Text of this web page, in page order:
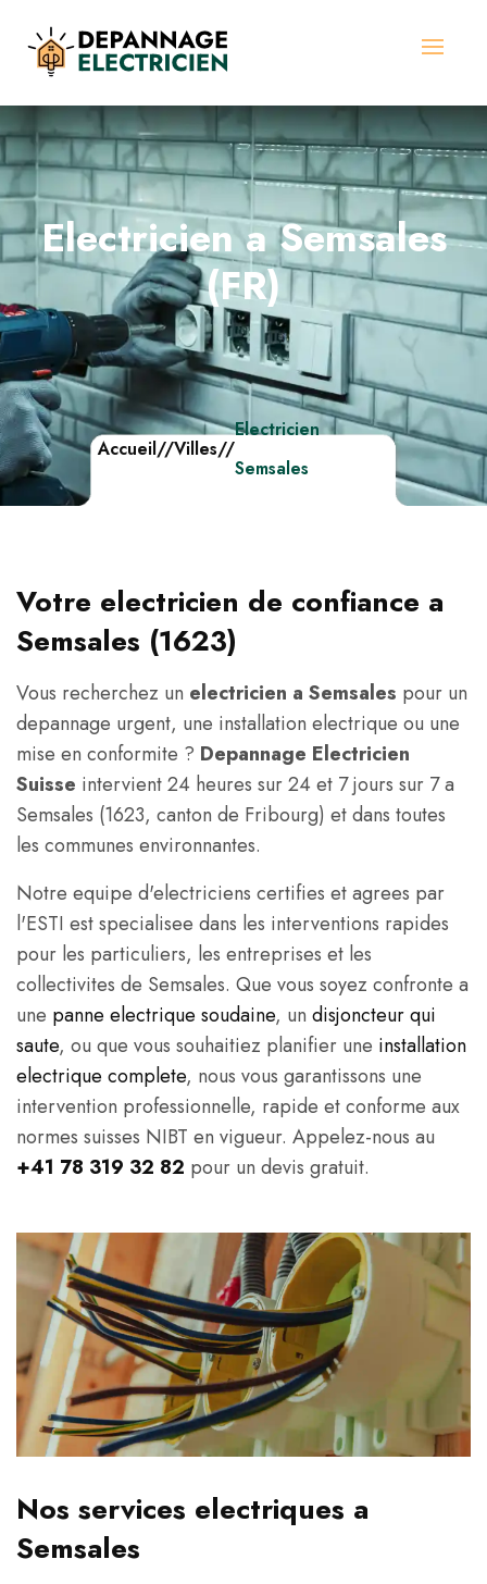
Electricien a Semsales
(FR)
Accueil//Villes//
Electricien
Semsales
Votre electricien de confiance a
Semsales (1623)
Vous recherchez un electricien a Semsales pour un
depannage urgent, une installation electrique ou une
mise en conformite ? Depannage Electricien
Suisse intervient 24 heures sur 24 et 7 jours sur 7 a
Semsales (1623, canton de Fribourg) et dans toutes
les communes environnantes.
Notre equipe d'electriciens certifies et agrees par
l'ESTI est specialisee dans les interventions rapides
pour les particuliers, les entreprises et les
collectivites de Semsales. Que vous soyez confronte a
une panne electrique soudaine, un disjoncteur qui
saute, ou que vous souhaitiez planifier une installation
electrique complete, nous vous garantissons une
intervention professionnelle, rapide et conforme aux
normes suisses NIBT en vigueur. Appelez-nous au
+41 78 319 32 82 pour un devis gratuit.
Nos services electriques a
Semsales